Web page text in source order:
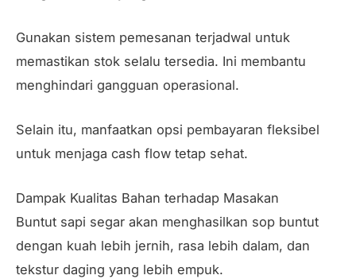
Gunakan sistem pemesanan terjadwal untuk
memastikan stok selalu tersedia. Ini membantu
menghindari gangguan operasional.
Selain itu, manfaatkan opsi pembayaran fleksibel
untuk menjaga cash flow tetap sehat.
Dampak Kualitas Bahan terhadap Masakan
Buntut sapi segar akan menghasilkan sop buntut
dengan kuah lebih jernih, rasa lebih dalam, dan
tekstur daging yang lebih empuk.